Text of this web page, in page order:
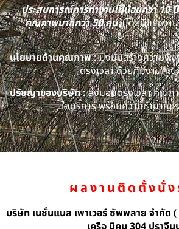
ประสบการณ์การทำงานไม่น้อยกว่า 10
คุณภาพมากกว่า 50 คน(โดยมีแรงงา
นโยบายด้านคุณภาพ :มุ่งมั่นสร้างความพึง
ตรงเวลา ด้วยทีมงานคุ
ปรัชญาของบริษัท :ส่งมอบตรงเวลา คุณภ
ใจบริการ พร้อมความชำนาญ
ผลงานติดตั้งนั่ง
บริษัท เนชั่นแนล เพาเวอร์ ซัพพลาย จำกัด